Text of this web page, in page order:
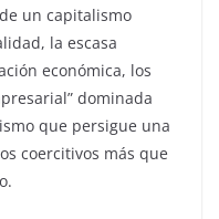
un capitalismo
la escasa
económica, los
dominada
que persigue una
coercitivos más que